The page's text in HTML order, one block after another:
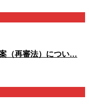
（再審法）につい…